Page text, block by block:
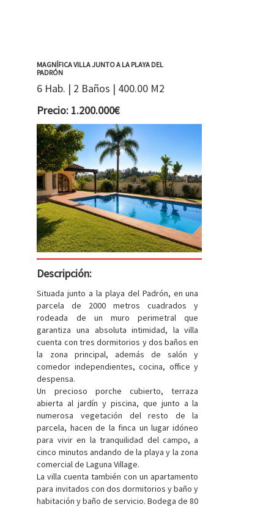
MAGNÍFICA VILLA JUNTO A LA PLAYA DEL
PADRÓN
6 Hab. | 2 Baños | 400.00 M2
Precio: 1.200.000€
Descripción:
Situada junto a la playa del Padrón, en una
parcela de 2000 metros cuadrados y
rodeada de un muro perimetral que
garantiza una absoluta intimidad, la villa
cuenta con tres dormitorios y dos baños en
la zona principal, además de salón y
comedor independientes, cocina, office y
despensa.
Un precioso porche cubierto, terraza
abierta al jardín y piscina, que junto a la
numerosa vegetación del resto de la
parcela, hacen de la finca un lugar idóneo
para vivir en la tranquilidad del campo, a
cinco minutos andando de la playa y la zona
comercial de Laguna Village.
La villa cuenta también con un apartamento
para invitados con dos dormitorios y baño y
habitación y baño de servicio. Bodega de 80